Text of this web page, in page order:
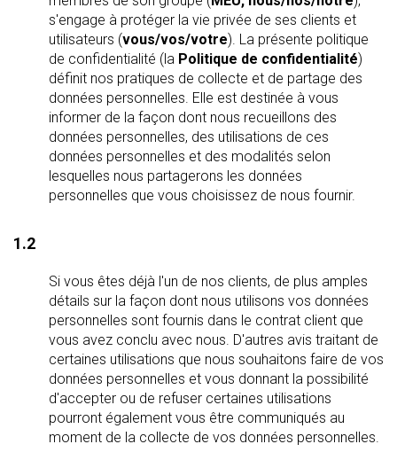
s'engage à protéger la vie privée de ses clients et
utilisateurs (vous/vos/votre). La présente politique
de confidentialité (la Politique de confidentialité)
définit nos pratiques de collecte et de partage des
données personnelles. Elle est destinée à vous
informer de la façon dont nous recueillons des
données personnelles, des utilisations de ces
données personnelles et des modalités selon
lesquelles nous partagerons les données
personnelles que vous choisissez de nous fournir.
1.2
Si vous êtes déjà l'un de nos clients, de plus amples
détails sur la façon dont nous utilisons vos données
personnelles sont fournis dans le contrat client que
vous avez conclu avec nous. D'autres avis traitant de
certaines utilisations que nous souhaitons faire de vos
données personnelles et vous donnant la possibilité
d'accepter ou de refuser certaines utilisations
pourront également vous être communiqués au
moment de la collecte de vos données personnelles.